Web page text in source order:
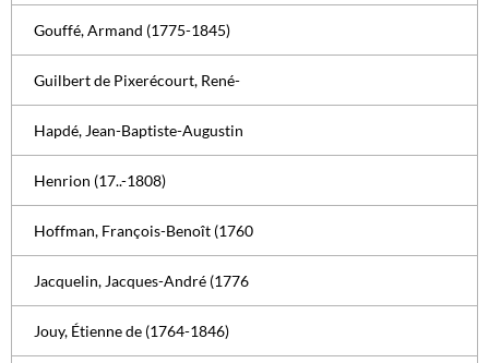
Gouffé, Armand (1775-1845)
Guilbert de Pixerécourt, René-
Hapdé, Jean-Baptiste-Augustin
Henrion (17..-1808)
Hoffman, François-Benoît (1760
Jacquelin, Jacques-André (1776
Jouy, Étienne de (1764-1846)